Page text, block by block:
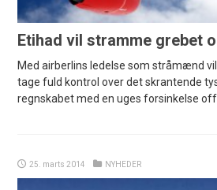
Etihad vil stramme grebet
Med airberlins ledelse som stråmænd
tage fuld kontrol over det skrantende
regnskabet med en uges forsinkelse
25. marts 2014 NYHEDER